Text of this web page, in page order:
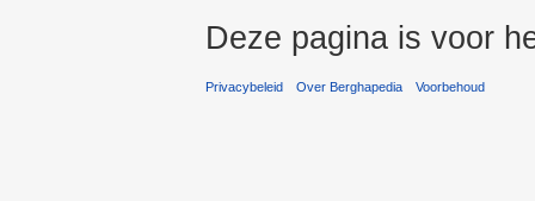
Deze pagina is voor
Privacybeleid Over Berghapedia Voorbehoud